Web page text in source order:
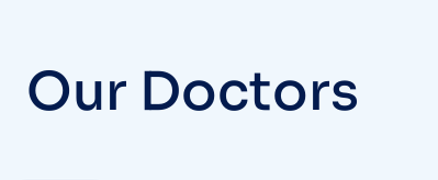
Our Doctors